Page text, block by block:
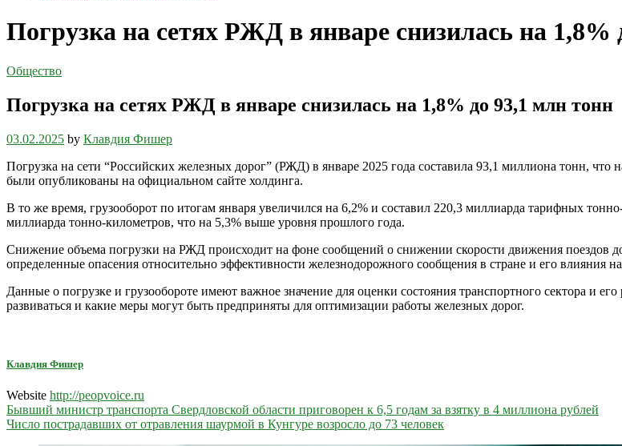
Погрузка на сетях РЖД в январе снизилась на 1,8%
Общество
Погрузка на сетях РЖД в январе снизилась на 1,8% до 93,1 млн тонн
03.02.2025 by Клавдия Фишер
Погрузка на сети “Российских железных дорог” (РЖД) в январе 2025 года составила 93,1 миллиона тонн,
были опубликованы на официальном сайте холдинга.
В то же время, грузооборот по итогам января увеличился на 6,2% и составил 220,3 миллиарда тарифных
миллиарда тонно-километров, что на 5,3% выше уровня прошлого года.
Снижение объема погрузки на РЖД происходит на фоне сообщений о снижении скорости движения поездов
определенные опасения относительно эффективности железнодорожного сообщения в стране и его влияния
Данные о погрузке и грузообороте имеют важное значение для оценки состояния транспортного сектора и
развиваться и какие меры могут быть предприняты для оптимизации работы железных дорог.
Клавдия Фишер
Website http://peopvoice.ru
Навигация
по
Бывший министр транспорта Свердловской области приговорен к 6,5 годам за взятку в 4 миллиона рублей
Число пострадавших от отравления шаурмой в Кунгуре возросло до 73 человек